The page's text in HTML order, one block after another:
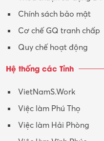
Chính sách bảo mật
Cơ chế GQ tranh chấp
Quy chế hoạt động
Hệ thống các Tỉnh
VietNamS.Work
Việc làm Phú Thọ
Việc làm Hải Phòng